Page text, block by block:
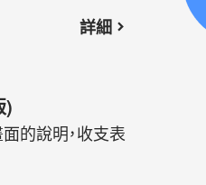
詳細
)
的說明，收支表